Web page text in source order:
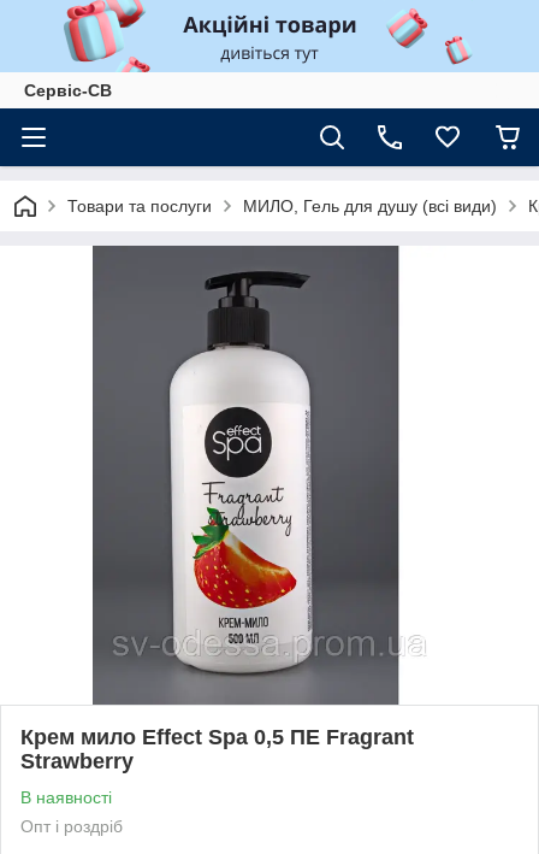
Сервіс-СВ
Товари та послуги МИЛО, Гель для душу (всі види)
Крем мило Effect Spa 0,5 ПЕ Fragrant
Strawberry
В наявності
Опт і роздріб